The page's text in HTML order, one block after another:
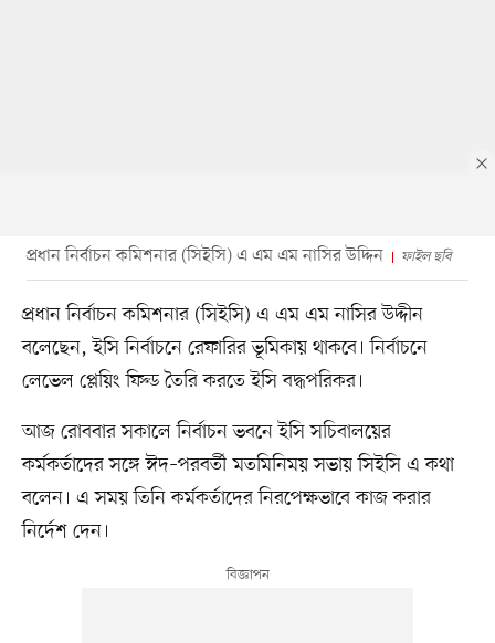
প্রধান নির্বাচন কমিশনার (সিইসি) এ এম এম নাসির উদ্দিন ফাইল ছবি
প্রধান নির্বাচন কমিশনার (সিইসি) এ এম এম নাসির উদ্দীন
বলেছেন, ইসি নির্বাচনে রেফারির ভূমিকায় থাকবে। নির্বাচনে
লেভেল প্লেয়িং ফিল্ড তৈরি করতে ইসি বদ্ধপরিকর।
আজ রোববার সকালে নির্বাচন ভবনে ইসি সচিবালয়ের
কর্মকর্তাদের সঙ্গে ঈদ–পরবর্তী মতমিনিময় সভায় সিইসি এ কথা
বলেন। এ সময় তিনি কর্মকর্তাদের নিরপেক্ষভাবে কাজ করার
নির্দেশ দেন।